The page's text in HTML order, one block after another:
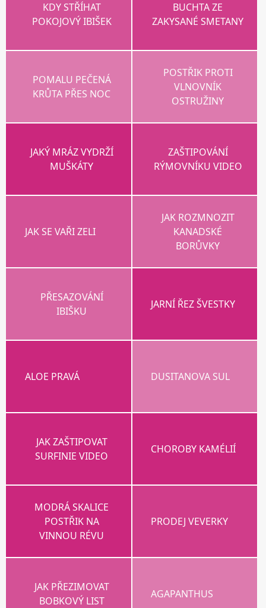
KDY STŘÍHAT
POKOJOVÝ IBIŠEK
BUCHTA ZE
ZAKYSANÉ SMETANY
POMALU PEČENÁ
KRŮTA PŘES NOC
POSTŘIK PROTI
VLNOVNÍK
OSTRUŽINY
JAKÝ MRÁZ VYDRŽÍ
MUŠKÁTY
ZAŠTIPOVÁNÍ
RÝMOVNÍKU VIDEO
JAK SE VAŘI ZELI
JAK ROZMNOZIT
KANADSKÉ
BORŮVKY
PŘESAZOVÁNÍ
IBIŠKU
JARNÍ ŘEZ ŠVESTKY
ALOE PRAVÁ DUSITANOVA SUL
JAK ZAŠTIPOVAT
SURFINIE VIDEO
CHOROBY KAMÉLIÍ
MODRÁ SKALICE
POSTŘIK NA
VINNOU RÉVU
PRODEJ VEVERKY
JAK PŘEZIMOVAT
BOBKOVÝ LIST
AGAPANTHUS